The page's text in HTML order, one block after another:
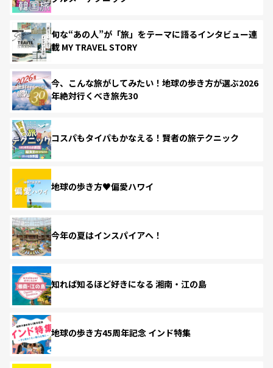
旬な“あの人”が「旅」をテーマに語るインタビュー連
載 MY TRAVEL STORY
今、こんな旅がしてみたい！地球の歩き方が選ぶ2026
年絶対行くべき旅先30
コスパもタイパもかなえる！賢者の旅テクニック
地球の歩き方♥偏愛ハワイ
今年の夏はインスパイアへ！
知れば知るほど好きになる 湘南・江の島
地球の歩き方45周年記念 インド特集